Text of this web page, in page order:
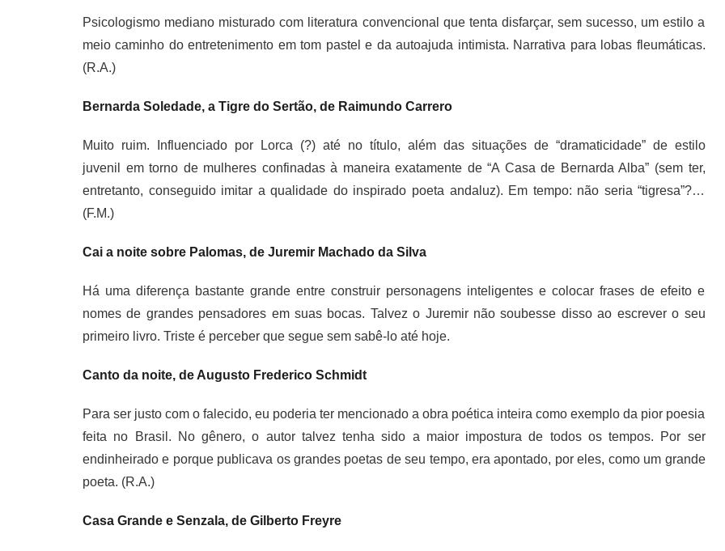
Psicologismo mediano misturado com literatura convencional que tenta disfarçar, sem sucesso, um estilo a
meio caminho do entretenimento em tom pastel e da autoajuda intimista. Narrativa para lobas fleumáticas.
(R.A.)
Bernarda Soledade, a Tigre do Sertão, de Raimundo Carrero
Muito ruim. Influenciado por Lorca (?) até no título, além das situações de “dramaticidade” de estilo
juvenil em torno de mulheres confinadas à maneira exatamente de “A Casa de Bernarda Alba” (sem ter,
entretanto, conseguido imitar a qualidade do inspirado poeta andaluz). Em tempo: não seria “tigresa”?…
(F.M.)
Cai a noite sobre Palomas, de Juremir Machado da Silva
Há uma diferença bastante grande entre construir personagens inteligentes e colocar frases de efeito e
nomes de grandes pensadores em suas bocas. Talvez o Juremir não soubesse disso ao escrever o seu
primeiro livro. Triste é perceber que segue sem sabê-lo até hoje.
Canto da noite, de Augusto Frederico Schmidt
Para ser justo com o falecido, eu poderia ter mencionado a obra poética inteira como exemplo da pior poesia
feita no Brasil. No gênero, o autor talvez tenha sido a maior impostura de todos os tempos. Por ser
endinheirado e porque publicava os grandes poetas de seu tempo, era apontado, por eles, como um grande
poeta. (R.A.)
Casa Grande e Senzala, de Gilberto Freyre